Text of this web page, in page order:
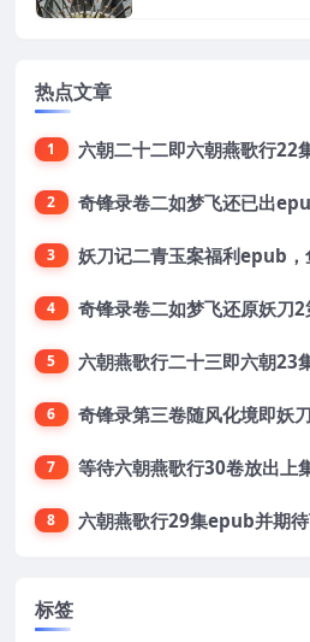
热点文章
1 六朝二十二即六朝燕歌行22
2 奇锋录卷二如梦飞还已出
3 妖刀记二青玉案福利epub
4 奇锋录卷二如梦飞还原妖刀
5 六朝燕歌行二十三即六朝23
6 奇锋录第三卷随风化境即妖
7 等待六朝燕歌行30卷放出上
8 六朝燕歌行29集epub并期
标签